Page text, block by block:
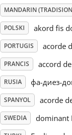
Türkçe
繁體中文
MANDARIN
POLSKI akord fis
PORTUGIS acorde
PRANCIS accord
RUSIA фа-диез-
SPANYOL acorde
SWEDIA dominant